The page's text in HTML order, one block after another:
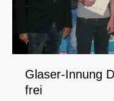
Glaser-Innung
frei